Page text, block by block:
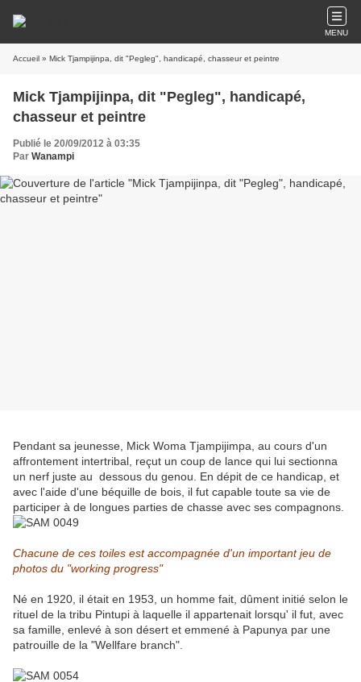
MENU
Accueil » Mick Tjampijinpa, dit "Pegleg", handicapé, chasseur et peintre
Mick Tjampijinpa, dit "Pegleg", handicapé,
chasseur et peintre
Publié le 20/09/2012 à 03:35
Par Wanampi
Pendant sa jeunesse, Mick Woma Tjampijimpa, au cours d'un
affrontement intertribal, reçut un coup de lance qui lui sectionna
un nerf juste au dessous du genou. En dépit de ce handicap, et
avec l'aide d'une béquille de bois, il fut capable toute sa vie de
participer à de longues parties de chasse avec ses compagnons.
Chacune de ces toiles est accompagnée d'un important jeu de
photos du "working progress"
Né en 1920, il était en 1953, un homme fait, dûment initié selon le
rituel de la tribu Pintupi à laquelle il appartenait lorsqu' il fut, avec
sa famille, enlevé à son désert et emmené à Papunya par une
patrouille de la "Wellfare branch".